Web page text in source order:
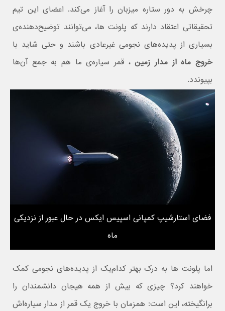
چرخش به دور ستاره میزبان را آغاز می‌کند. اعضای این تیم
تحقیقاتی اعتقاد دارند که پلونت ها، می‌توانند توضیح‌دهنده‌ی
بسیاری از پدیده‌های نجومی غیرعادی باشند و حتی شاید با
خروج ماه از مدار زمین، قمر سیاره‌ی ما هم به جمع آن‌ها
بپیوندد.
فضای استارشیپ کمپانی اسپیس ایکس در حال عبور از نزدیکی
ماه
اما پلونت ها به درک بهتر کدام‌یک از پدیده‌های نجومی کمک
خواهند کرد؟ چیزی که بیش از همه هیجان دانشمندان را
برانگیخته، این است: همزمان با خروج یک قمر از مدار سیاره‌اش